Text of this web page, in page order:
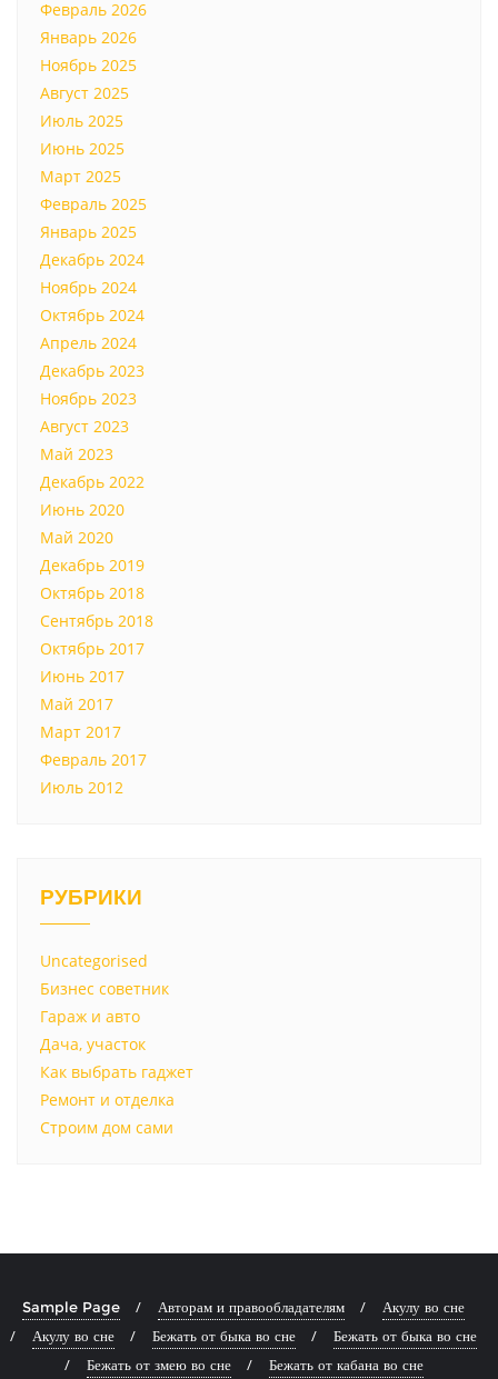
Февраль 2026
Январь 2026
Ноябрь 2025
Август 2025
Июль 2025
Июнь 2025
Март 2025
Февраль 2025
Январь 2025
Декабрь 2024
Ноябрь 2024
Октябрь 2024
Апрель 2024
Декабрь 2023
Ноябрь 2023
Август 2023
Май 2023
Декабрь 2022
Июнь 2020
Май 2020
Декабрь 2019
Октябрь 2018
Сентябрь 2018
Октябрь 2017
Июнь 2017
Май 2017
Март 2017
Февраль 2017
Июль 2012
РУБРИКИ
Uncategorised
Бизнес советник
Гараж и авто
Дача, участок
Как выбрать гаджет
Ремонт и отделка
Строим дом сами
Sample Page Авторам и правообладателям
Акулу во сне
Акулу во сне
Бежать от быка во сне
Бежать от быка во сне
Бежать от змею во сне
Бежать от кабана во сне